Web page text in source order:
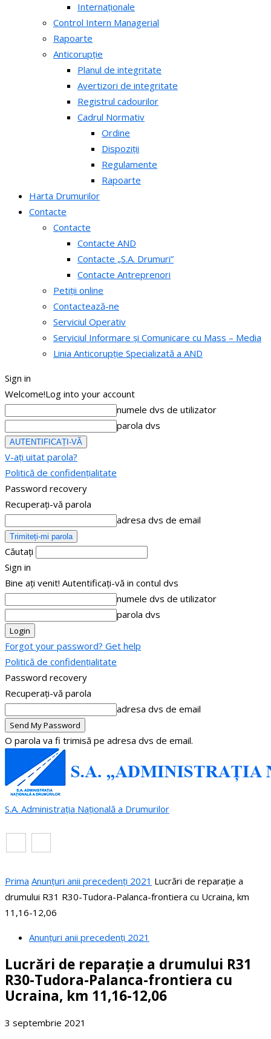
Internaționale
Control Intern Managerial
Rapoarte
Anticorupție
Planul de integritate
Avertizori de integritate
Registrul cadourilor
Cadrul Normativ
Ordine
Dispoziții
Regulamente
Rapoarte
Harta Drumurilor
Contacte
Contacte
Contacte AND
Contacte „S.A. Drumuri”
Contacte Antreprenori
Petiții online
Contactează-ne
Serviciul Operativ
Serviciul Informare și Comunicare cu Mass – Media
Linia Anticorupție Specializată a AND
Sign in
Welcome!Log into your account
numele dvs de utilizator
parola dvs
V-ați uitat parola?
Politică de confidențialitate
Password recovery
Recuperați-vă parola
adresa dvs de email
Căutați
Sign in
Bine ați venit! Autentificați-vă in contul dvs
numele dvs de utilizator
parola dvs
Forgot your password? Get help
Politică de confidențialitate
Password recovery
Recuperați-vă parola
adresa dvs de email
O parola va fi trimisă pe adresa dvs de email.
S.A. Administrația Națională a Drumurilor
Prima Anunțuri anii precedenți 2021 Lucrări de reparație a
drumului R31 R30-Tudora-Palanca-frontiera cu Ucraina, km
11,16-12,06
Anunțuri anii precedenți 2021
Lucrări de reparație a drumului R31
R30-Tudora-Palanca-frontiera cu
Ucraina, km 11,16-12,06
3 septembrie 2021